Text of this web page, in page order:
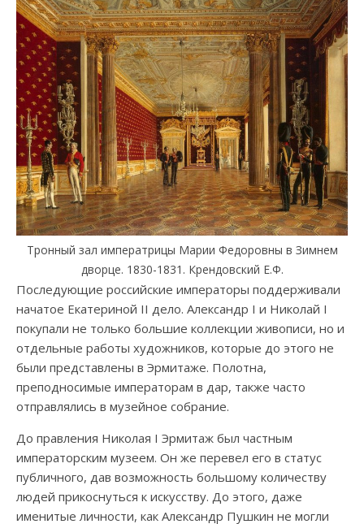
Тронный зал императрицы Марии Федоровны в Зимнем
дворце. 1830-1831. Крендовский Е.Ф.
Последующие российские императоры поддерживали
начатое Екатериной II дело. Александр I и Николай I
покупали не только большие коллекции живописи, но и
отдельные работы художников, которые до этого не
были представлены в Эрмитаже. Полотна,
преподносимые императорам в дар, также часто
отправлялись в музейное собрание.
До правления Николая I Эрмитаж был частным
императорским музеем. Он же перевел его в статус
публичного, дав возможность большому количеству
людей прикоснуться к искусству. До этого, даже
именитые личности, как Александр Пушкин не могли